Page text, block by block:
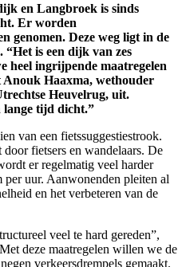
en Langbroek is sinds
Er worden
genomen. Deze weg ligt in de
“Het is een dijk van zes
heel ingrijpende maatregelen
Anouk Haaxma, wethouder
Heuvelrug, uit.
lange tijd dicht.”
van een fietssuggestiestrook.
fietsers en wandelaars. De
er regelmatig veel harder
per uur. Aanwonenden pleiten al
en het verbeteren van de
veel te hard gereden”,
deze maatregelen willen we de
verkeersdrempels gemaakt.